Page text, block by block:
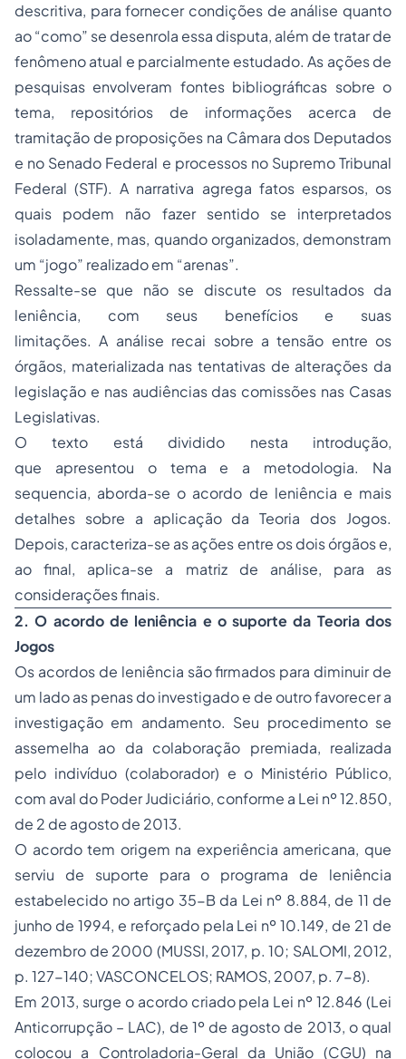
descritiva, para fornecer condições de análise quanto
ao “como” se desenrola essa disputa, além de tratar de
fenômeno atual e parcialmente estudado. As ações de
pesquisas envolveram fontes bibliográficas sobre o
tema, repositórios de informações acerca de
tramitação de proposições na Câmara dos Deputados
e no Senado Federal e processos no Supremo Tribunal
Federal (STF). A narrativa agrega fatos esparsos, os
quais podem não fazer sentido se interpretados
isoladamente, mas, quando organizados, demonstram
um “jogo” realizado em “arenas”.
Ressalte-se que não se discute os resultados da
leniência, com seus benefícios e suas
limitações. A análise recai sobre a tensão entre os
órgãos, materializada nas tentativas de alterações da
legislação e nas audiências das comissões nas Casas
Legislativas.
O texto está dividido nesta introdução,
que apresentou o tema e a metodologia. Na
sequencia, aborda-se o acordo de leniência e mais
detalhes sobre a aplicação da Teoria dos Jogos.
Depois, caracteriza-se as ações entre os dois órgãos e,
ao final, aplica-se a matriz de análise, para as
considerações finais.
2. O acordo de leniência e o suporte da Teoria dos
Jogos
Os acordos de leniência são firmados para diminuir de
um lado aspenasdo investigado e de outro favorecer a
investigação em andamento. Seu procedimento se
assemelha ao da colaboração premiada, realizada
pelo indivíduo (colaborador) e o Ministério Público,
com aval do Poder Judiciário, conforme a Lei nº 12.850,
de 2 de agosto de 2013.
O acordo tem origem na experiência americana, que
serviu de suporte para o programa de leniência
estabelecido no artigo 35-B da Lei nº 8.884, de 11 de
junho de 1994, e reforçado pela Lei nº 10.149, de 21 de
dezembro de 2000 (MUSSI, 2017, p. 10; SALOMI, 2012,
p. 127-140; VASCONCELOS; RAMOS, 2007, p. 7-8).
Em 2013, surge o acordo criado pela Lei nº 12.846 (Lei
Anticorrupção – LAC), de 1º de agosto de 2013, o qual
colocou a Controladoria-Geral da União (CGU) na